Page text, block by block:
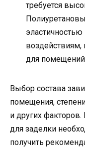
требуется
воздействиям,
для
Выбор состава
помещения,
и других
для заделки
получить